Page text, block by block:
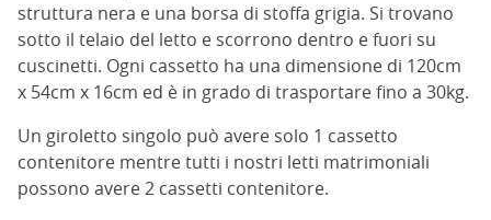
struttura nera e una borsa di stoffa grigia. Si trovano
sotto il telaio del letto e scorrono dentro e fuori su
cuscinetti. Ogni cassetto ha una dimensione di 120cm
x 54cm x 16cm ed è in grado di trasportare fino a 30kg.
Un giroletto singolo può avere solo 1 cassetto
contenitore mentre tutti i nostri letti matrimoniali
possono avere 2 cassetti contenitore.